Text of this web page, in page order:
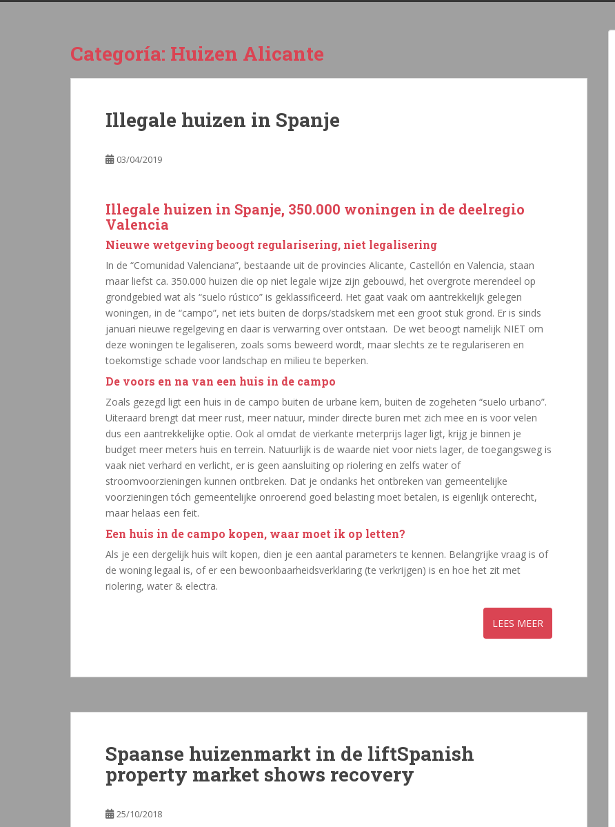
Categoría: Huizen Alicante
Illegale huizen in Spanje
03/04/2019
Illegale huizen in Spanje, 350.000 woningen in de deelregio
Valencia
Nieuwe wetgeving beoogt regularisering, niet legalisering
In de “Comunidad Valenciana”, bestaande uit de provincies Alicante, Castellón en Valencia, staan
maar liefst ca. 350.000 huizen die op niet legale wijze zijn gebouwd, het overgrote merendeel op
grondgebied wat als “suelo rústico” is geklassificeerd. Het gaat vaak om aantrekkelijk gelegen
woningen, in de “campo”, net iets buiten de dorps/stadskern met een groot stuk grond. Er is sinds
januari nieuwe regelgeving en daar is verwarring over ontstaan. De wet beoogt namelijk NIET om
deze woningen te legaliseren, zoals soms beweerd wordt, maar slechts ze te regulariseren en
toekomstige schade voor landschap en milieu te beperken.
De voors en na van een huis in de campo
Zoals gezegd ligt een huis in de campo buiten de urbane kern, buiten de zogeheten “suelo urbano”.
Uiteraard brengt dat meer rust, meer natuur, minder directe buren met zich mee en is voor velen
dus een aantrekkelijke optie. Ook al omdat de vierkante meterprijs lager ligt, krijg je binnen je
budget meer meters huis en terrein. Natuurlijk is de waarde niet voor niets lager, de toegangsweg is
vaak niet verhard en verlicht, er is geen aansluiting op riolering en zelfs water of
stroomvoorzieningen kunnen ontbreken. Dat je ondanks het ontbreken van gemeentelijke
voorzieningen tóch gemeentelijke onroerend goed belasting moet betalen, is eigenlijk onterecht,
maar helaas een feit.
Een huis in de campo kopen, waar moet ik op letten?
Als je een dergelijk huis wilt kopen, dien je een aantal parameters te kennen. Belangrijke vraag is of
de woning legaal is, of er een bewoonbaarheidsverklaring (te verkrijgen) is en hoe het zit met
riolering, water & electra.
Spaanse huizenmarkt in de liftSpanish
property market shows recovery
25/10/2018